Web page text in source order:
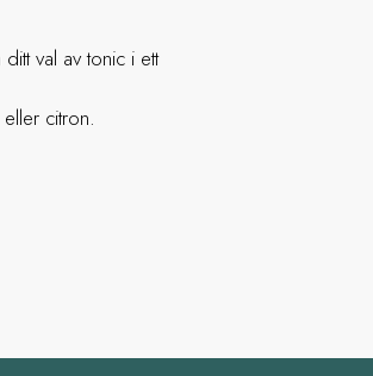
val av tonic i ett
citron.